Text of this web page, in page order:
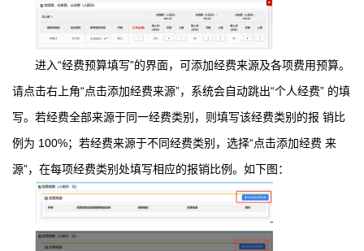
进入“经费预算填写”的界面，可添加经费来源及各项费用预算。
请点击右上角“点击添加经费来源”，系统会自动跳出“个人经费” 的填
写。若经费全部来源于同一经费类别，则填写该经费类别的报 销比
例为 100%；若经费来源于不同经费类别，选择“点击添加经费 来
源”，在每项经费类别处填写相应的报销比例。如下图：